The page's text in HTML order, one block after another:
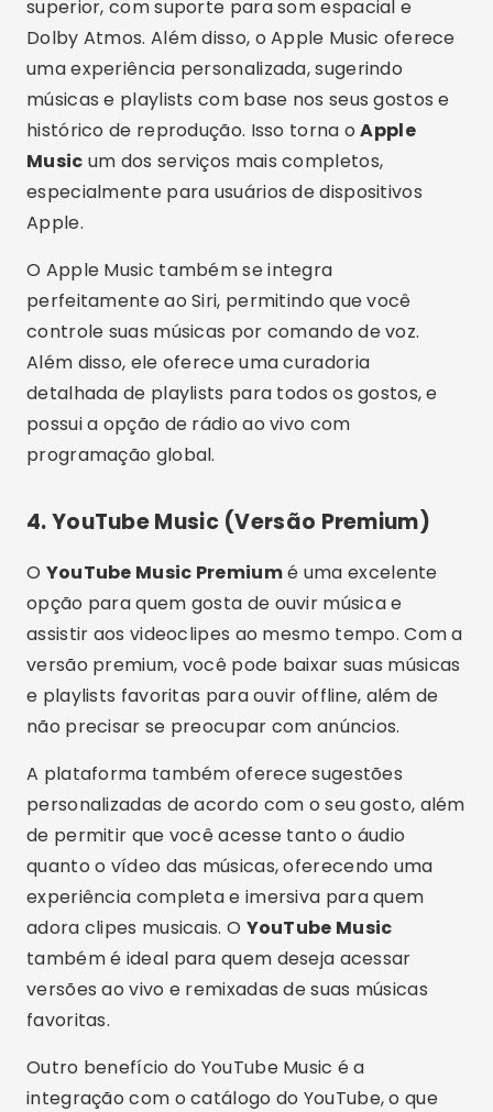
superior, com suporte para som espacial e
Dolby Atmos. Além disso, o Apple Music oferece
uma experiência personalizada, sugerindo
músicas e playlists com base nos seus gostos e
histórico de reprodução. Isso torna oApple
Music um dos serviços mais completos,
especialmente para usuários de dispositivos
Apple.
O Apple Music também se integra
perfeitamente ao Siri, permitindo que você
controle suas músicas por comando de voz.
Além disso, ele oferece uma curadoria
detalhada de playlists para todos os gostos, e
possui a opção de rádio ao vivo com
programação global.
4.YouTube Music (Versão Premium)
O YouTube Music Premiumé uma excelente
opção para quem gosta de ouvir música e
assistir aos videoclipes ao mesmo tempo. Com a
versão premium, você pode baixar suas músicas
e playlists favoritas para ouvir offline, além de
não precisar se preocupar com anúncios.
A plataforma também oferece sugestões
personalizadas de acordo com o seu gosto, além
de permitir que você acesse tanto o áudio
quanto o vídeo das músicas, oferecendo uma
experiência completa e imersiva para quem
adora clipes musicais. O YouTube Music
também é ideal para quem deseja acessar
versões ao vivo e remixadas de suas músicas
favoritas.
Outro benefício do YouTube Music é a
integração com o catálogo do YouTube, o que